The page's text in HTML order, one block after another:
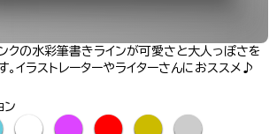
クの水彩筆書きラインが可愛さと大人っぽさを
イラストレーターやライターさんにおススメ♪
ン